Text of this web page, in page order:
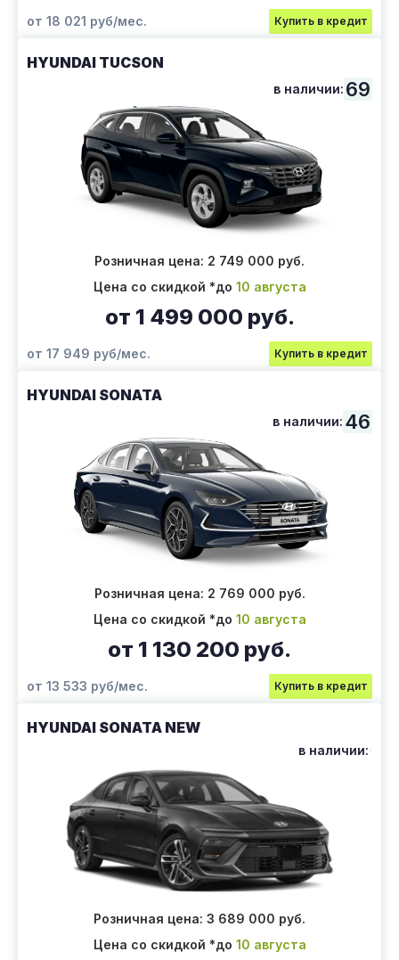
от 18 021 руб/мес. Купить в кредит
HYUNDAI TUCSON
в наличии: 69
Розничная цена: 2 749 000 руб.
Цена со скидкой *до 10 августа
от 1 499 000 руб.
от 17 949 руб/мес. Купить в кредит
HYUNDAI SONATA
в наличии: 46
Розничная цена: 2 769 000 руб.
Цена со скидкой *до 10 августа
от 1 130 200 руб.
от 13 533 руб/мес. Купить в кредит
HYUNDAI SONATA NEW
в наличии:
Розничная цена: 3 689 000 руб.
Цена со скидкой *до 10 августа